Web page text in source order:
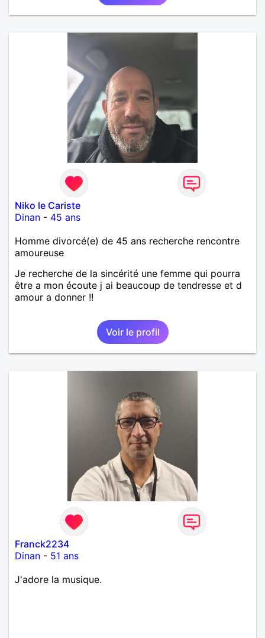
Niko le Cariste
Dinan - 45 ans
Homme divorcé(e) de 45 ans recherche rencontre
amoureuse
Je recherche de la sincérité une femme qui pourra
être a mon écoute j ai beaucoup de tendresse et d
amour a donner !!
Voir le profil
Franck2234
Dinan - 51 ans
J'adore la musique.